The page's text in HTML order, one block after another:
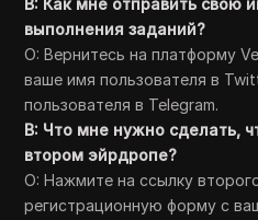
В: Как мне отправить свою
выполнения заданий?
О: Вернитесь на платформу
ваше имя пользователя в
пользователя в Telegram.
В: Что мне нужно сделать,
втором эйрдропе?
О: Нажмите на ссылку
регистрационную форму с